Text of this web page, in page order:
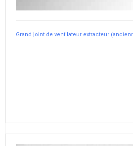
Grand joint de ventilateur extracteur